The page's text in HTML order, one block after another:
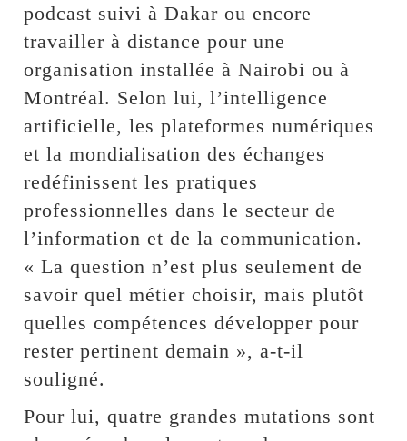
podcast suivi à Dakar ou encore
travailler à distance pour une
organisation installée à Nairobi ou à
Montréal. Selon lui, l’intelligence
artificielle, les plateformes numériques
et la mondialisation des échanges
redéfinissent les pratiques
professionnelles dans le secteur de
l’information et de la communication.
« La question n’est plus seulement de
savoir quel métier choisir, mais plutôt
quelles compétences développer pour
rester pertinent demain », a-t-il
souligné.
Pour lui, quatre grandes mutations sont